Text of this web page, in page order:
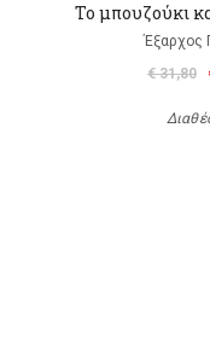
Το μπουζούκι
Έξαρχος
€ 31,80